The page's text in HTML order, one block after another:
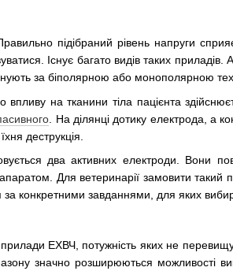
підібраний рівень напруги
Існує багато видів таких
за біполярною або монополярною
на тканини тіла пацієнта
. На ділянці дотику електрода, а
деструкція.
два активних електроди. Вони
Для ветеринарії замовити
за конкретними завданнями, для яких
ЕХВЧ, потужність яких не
значно розширюються можливості